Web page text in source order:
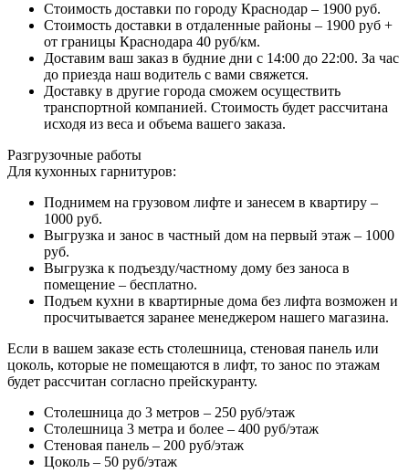
Стоимость доставки по городу Краснодар – 1900 руб.
Стоимость доставки в отдаленные районы – 1900 руб +
от границы Краснодара 40 руб/км.
Доставим ваш заказ в будние дни с 14:00 до 22:00. За час
до приезда наш водитель с вами свяжется.
Доставку в другие города сможем осуществить
транспортной компанией. Стоимость будет рассчитана
исходя из веса и объема вашего заказа.
Разгрузочные работы
Для кухонных гарнитуров:
Поднимем на грузовом лифте и занесем в квартиру –
1000 руб.
Выгрузка и занос в частный дом на первый этаж – 1000
руб.
Выгрузка к подъезду/частному дому без заноса в
помещение – бесплатно.
Подъем кухни в квартирные дома без лифта возможен и
просчитывается заранее менеджером нашего магазина.
Если в вашем заказе есть столешница, стеновая панель или
цоколь, которые не помещаются в лифт, то занос по этажам
будет рассчитан согласно прейскуранту.
Столешница до 3 метров – 250 руб/этаж
Столешница 3 метра и более – 400 руб/этаж
Стеновая панель – 200 руб/этаж
Цоколь – 50 руб/этаж